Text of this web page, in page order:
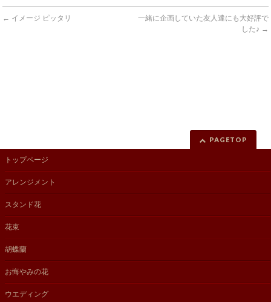
← イメージ ピッタリ
一緒に企画していた友人達にも大好評で
した♪ →
PAGETOP
トップページ
アレンジメント
スタンド花
花束
胡蝶蘭
お悔やみの花
ウエディング